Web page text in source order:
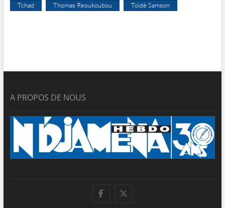
Tchad Thomas Reoukoubou Toïdé Samson
A PROPOS DE NOUS
facebook